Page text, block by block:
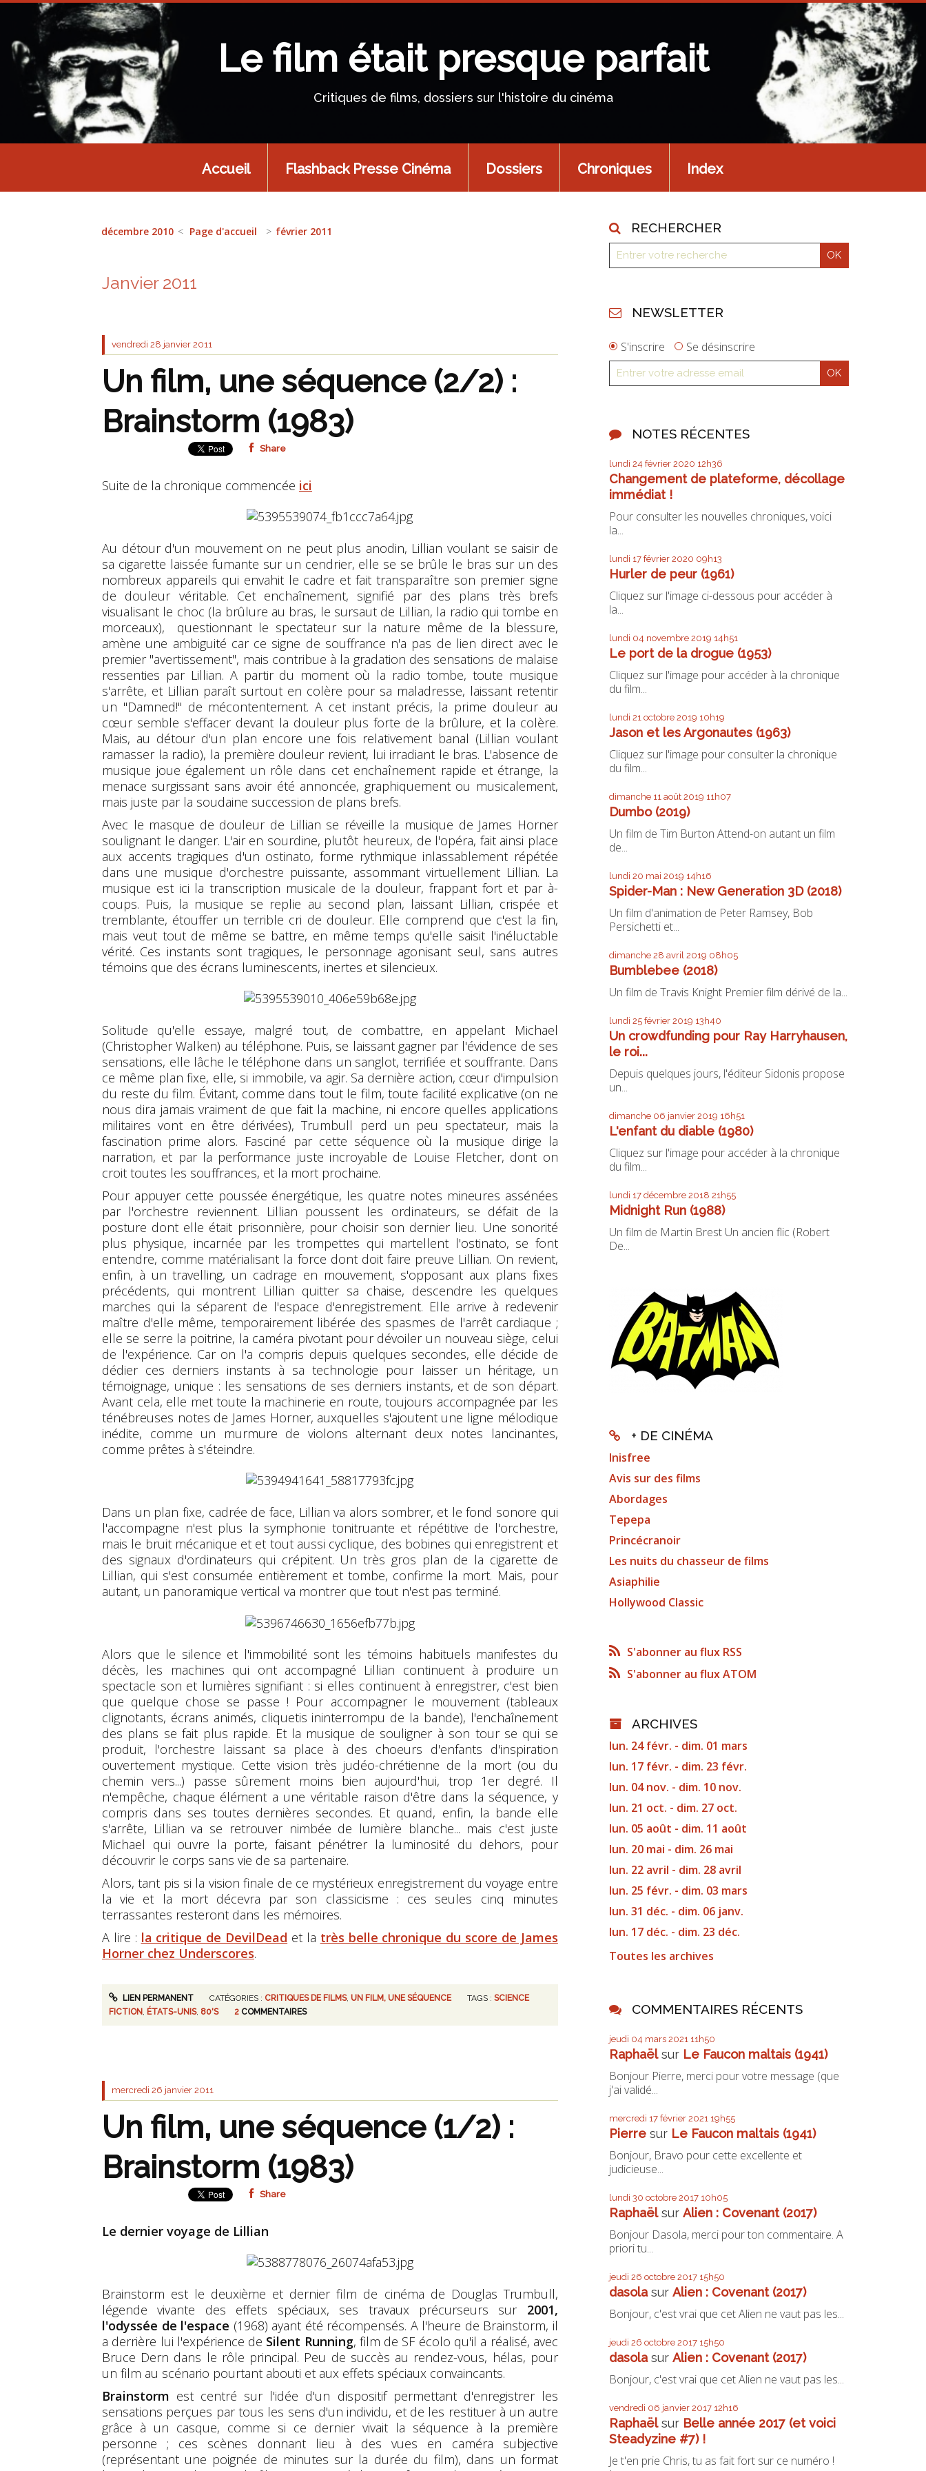
Le film était presque parfait
Critiques de films, dossiers sur l'histoire du cinéma
Accueil Flashback Presse Cinéma Dossiers Chroniques Index
décembre 2010 Page d'accueil février 2011
Janvier 2011
vendredi 28 janvier 2011
Un film, une séquence (2/2) :
Brainstorm (1983)
Share
Suite de la chronique commencée ici
Au détour d'un mouvement on ne peut plus anodin, Lillian voulant se saisir de
sa cigarette laissée fumante sur un cendrier, elle se se brûle le bras sur un des
nombreux appareils qui envahit le cadre et fait transparaître son premier signe
de douleur véritable. Cet enchaînement, signifié par des plans très brefs
visualisant le choc (la brûlure au bras, le sursaut de Lillian, la radio qui tombe en
morceaux), questionnant le spectateur sur la nature même de la blessure,
amène une ambiguité car ce signe de souffrance n'a pas de lien direct avec le
premier "avertissement", mais contribue à la gradation des sensations de malaise
ressenties par Lillian. A partir du moment où la radio tombe, toute musique
s'arrête, et Lillian paraît surtout en colère pour sa maladresse, laissant retentir
un "Damned!" de mécontentement. A cet instant précis, la prime douleur au
cœur semble s'effacer devant la douleur plus forte de la brûlure, et la colère.
Mais, au détour d'un plan encore une fois relativement banal (Lillian voulant
ramasser la radio), la première douleur revient, lui irradiant le bras. L'absence de
musique joue également un rôle dans cet enchaînement rapide et étrange, la
menace surgissant sans avoir été annoncée, graphiquement ou musicalement,
mais juste par la soudaine succession de plans brefs.
Avec le masque de douleur de Lillian se réveille la musique de James Horner
soulignant le danger. L'air en sourdine, plutôt heureux, de l'opéra, fait ainsi place
aux accents tragiques d'un ostinato, forme rythmique inlassablement répétée
dans une musique d'orchestre puissante, assommant virtuellement Lillian. La
musique est ici la transcription musicale de la douleur, frappant fort et par à-
coups. Puis, la musique se replie au second plan, laissant Lillian, crispée et
tremblante, étouffer un terrible cri de douleur. Elle comprend que c'est la fin,
mais veut tout de même se battre, en même temps qu'elle saisit l'inéluctable
vérité. Ces instants sont tragiques, le personnage agonisant seul, sans autres
témoins que des écrans luminescents, inertes et silencieux.
Solitude qu'elle essaye, malgré tout, de combattre, en appelant Michael
(Christopher Walken) au téléphone. Puis, se laissant gagner par l'évidence de ses
sensations, elle lâche le téléphone dans un sanglot, terrifiée et souffrante. Dans
ce même plan fixe, elle, si immobile, va agir. Sa dernière action, cœur d'impulsion
du reste du film. Évitant, comme dans tout le film, toute facilité explicative (on ne
nous dira jamais vraiment de que fait la machine, ni encore quelles applications
militaires vont en être dérivées), Trumbull perd un peu spectateur, mais la
fascination prime alors. Fasciné par cette séquence où la musique dirige la
narration, et par la performance juste incroyable de Louise Fletcher, dont on
croit toutes les souffrances, et la mort prochaine.
Pour appuyer cette poussée énergétique, les quatre notes mineures assénées
par l'orchestre reviennent. Lillian poussent les ordinateurs, se défait de la
posture dont elle était prisonnière, pour choisir son dernier lieu. Une sonorité
plus physique, incarnée par les trompettes qui martellent l'ostinato, se font
entendre, comme matérialisant la force dont doit faire preuve Lillian. On revient,
enfin, à un travelling, un cadrage en mouvement, s'opposant aux plans fixes
précédents, qui montrent Lillian quitter sa chaise, descendre les quelques
marches qui la séparent de l'espace d'enregistrement. Elle arrive à redevenir
maître d'elle même, temporairement libérée des spasmes de l'arrêt cardiaque ;
elle se serre la poitrine, la caméra pivotant pour dévoiler un nouveau siège, celui
de l'expérience. Car on l'a compris depuis quelques secondes, elle décide de
dédier ces derniers instants à sa technologie pour laisser un héritage, un
témoignage, unique : les sensations de ses derniers instants, et de son départ.
Avant cela, elle met toute la machinerie en route, toujours accompagnée par les
ténébreuses notes de James Horner, auxquelles s'ajoutent une ligne mélodique
inédite, comme un murmure de violons alternant deux notes lancinantes,
comme prêtes à s'éteindre.
Dans un plan fixe, cadrée de face, Lillian va alors sombrer, et le fond sonore qui
l'accompagne n'est plus la symphonie tonitruante et répétitive de l'orchestre,
mais le bruit mécanique et et tout aussi cyclique, des bobines qui enregistrent et
des signaux d'ordinateurs qui crépitent. Un très gros plan de la cigarette de
Lillian, qui s'est consumée entièrement et tombe, confirme la mort. Mais, pour
autant, un panoramique vertical va montrer que tout n'est pas terminé.
Alors que le silence et l'immobilité sont les témoins habituels manifestes du
décès, les machines qui ont accompagné Lillian continuent à produire un
spectacle son et lumières signifiant : si elles continuent à enregistrer, c'est bien
que quelque chose se passe ! Pour accompagner le mouvement (tableaux
clignotants, écrans animés, cliquetis ininterrompu de la bande), l'enchaînement
des plans se fait plus rapide. Et la musique de souligner à son tour se qui se
produit, l'orchestre laissant sa place à des choeurs d'enfants d'inspiration
ouvertement mystique. Cette vision très judéo-chrétienne de la mort (ou du
chemin vers...) passe sûrement moins bien aujourd'hui, trop 1er degré. Il
n'empêche, chaque élément a une véritable raison d'être dans la séquence, y
compris dans ses toutes dernières secondes. Et quand, enfin, la bande elle
s'arrête, Lillian va se retrouver nimbée de lumière blanche... mais c'est juste
Michael qui ouvre la porte, faisant pénétrer la luminosité du dehors, pour
découvrir le corps sans vie de sa partenaire.
Alors, tant pis si la vision finale de ce mystérieux enregistrement du voyage entre
la vie et la mort décevra par son classicisme : ces seules cinq minutes
terrassantes resteront dans les mémoires.
A lire : la critique de DevilDead et la très belle chronique du score de James
Horner chez Underscores.
LIEN PERMANENT CATÉGORIES : CRITIQUES DE FILMS,UN FILM, UNE SÉQUENCE TAGS :SCIENCE
FICTION ÉTATS-UNIS, 80'S 2 COMMENTAIRES
mercredi 26 janvier 2011
Un film, une séquence (1/2) :
Brainstorm (1983)
Share
Le dernier voyage de Lillian
Brainstorm est le deuxième et dernier film de cinéma de Douglas Trumbull,
légende vivante des effets spéciaux, ses travaux précurseurs sur 2001,
l'odyssée de l'espace (1968) ayant été récompensés. A l'heure de Brainstorm, il
a derrière lui l'expérience de Silent Running, film de SF écolo qu'il a réalisé, avec
Bruce Dern dans le rôle principal. Peu de succès au rendez-vous, hélas, pour
un film au scénario pourtant abouti et aux effets spéciaux convaincants.
Brainstorm est centré sur l'idée d'un dispositif permettant d'enregistrer les
sensations perçues par tous les sens d'un individu, et de les restituer à un autre
grâce à un casque, comme si ce dernier vivait la séquence à la première
personne ; ces scènes donnant lieu à des vues en caméra subjective
(représentant une poignée de minutes sur la durée du film), dans un format
RECHERCHER
NEWSLETTER
S'inscrire Se désinscrire
NOTES RÉCENTES
lundi 24 février 2020 12h36
Changement de plateforme, décollage
immédiat !
Pour consulter les nouvelles chroniques, voici
la...
lundi 17 février 2020 09h13
Hurler de peur (1961)
Cliquez sur l'image ci-dessous pour accéder à
la...
lundi 04 novembre 2019 14h51
Le port de la drogue (1953)
Cliquez sur l'image pour accéder à la chronique
du film...
lundi 21 octobre 2019 10h19
Jason et les Argonautes (1963)
Cliquez sur l'image pour consulter la chronique
du film...
dimanche 11 août 2019 11h07
Dumbo (2019)
Un film de Tim Burton Attend-on autant un film
de...
lundi 20 mai 2019 14h16
Spider-Man : New Generation 3D (2018)
Un film d'animation de Peter Ramsey, Bob
Persichetti et...
dimanche 28 avril 2019 08h05
Bumblebee (2018)
Un film de Travis Knight Premier film dérivé de la...
lundi 25 février 2019 13h40
Un crowdfunding pour Ray Harryhausen,
le roi...
Depuis quelques jours, l'éditeur Sidonis propose
un...
dimanche 06 janvier 2019 16h51
L'enfant du diable (1980)
Cliquez sur l'image pour accéder à la chronique
du film...
lundi 17 décembre 2018 21h55
Midnight Run (1988)
Un film de Martin Brest Un ancien flic (Robert
De...
+ DE CINÉMA
Inisfree
Avis sur des films
Abordages
Tepepa
Princécranoir
Les nuits du chasseur de films
Asiaphilie
Hollywood Classic
S'abonner au flux RSS
S'abonner au flux ATOM
ARCHIVES
lun. 24 févr. - dim. 01 mars
lun. 17 févr. - dim. 23 févr.
lun. 04 nov. - dim. 10 nov.
lun. 21 oct. - dim. 27 oct.
lun. 05 août - dim. 11 août
lun. 20 mai - dim. 26 mai
lun. 22 avril - dim. 28 avril
lun. 25 févr. - dim. 03 mars
lun. 31 déc. - dim. 06 janv.
lun. 17 déc. - dim. 23 déc.
Toutes les archives
COMMENTAIRES RÉCENTS
jeudi 04 mars 2021 11h50
Raphaëlsur Le Faucon maltais (1941)
Bonjour Pierre, merci pour votre message (que
j'ai validé...
mercredi 17 février 2021 19h55
Pierre sur Le Faucon maltais (1941)
Bonjour, Bravo pour cette excellente et
judicieuse...
lundi 30 octobre 2017 10h05
RaphaëlsurAlien : Covenant (2017)
Bonjour Dasola, merci pour ton commentaire. A
priori tu...
jeudi 26 octobre 2017 15h50
dasolasurAlien : Covenant (2017)
Bonjour, c'est vrai que cet Alien ne vaut pas les...
jeudi 26 octobre 2017 15h50
dasolasurAlien : Covenant (2017)
Bonjour, c'est vrai que cet Alien ne vaut pas les...
vendredi 06 janvier 2017 12h16
Raphaëlsur Belle année 2017 (et voici
Steadyzine #7) !
Je t'en prie Chris, tu as fait fort sur ce numéro !